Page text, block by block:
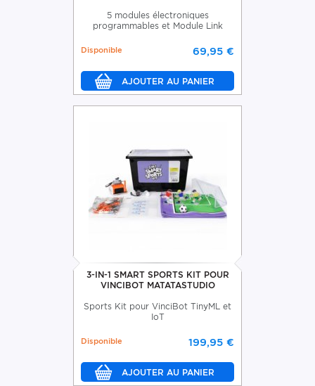
5 modules électroniques
programmables et Module Link
69,95 €
Disponible
3-IN-1 SMART SPORTS KIT POUR
VINCIBOT MATATASTUDIO
Sports Kit pour VinciBot TinyML et
IoT
199,95 €
Disponible